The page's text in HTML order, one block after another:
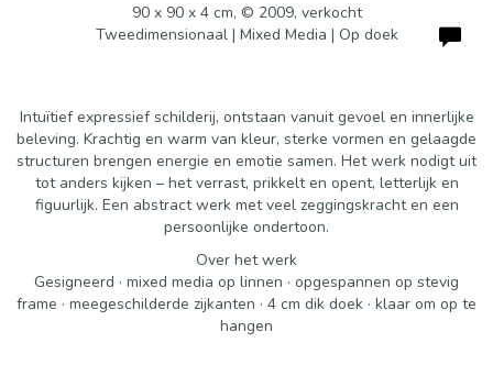
90 x 90 x 4 cm, © 2009, verkocht
Tweedimensionaal | Mixed Media | Op doek
Intuïtief expressief schilderij, ontstaan vanuit gevoel en innerlijke
beleving. Krachtig en warm van kleur, sterke vormen en gelaagde
structuren brengen energie en emotie samen. Het werk nodigt uit
tot anders kijken – het verrast, prikkelt en opent, letterlijk en
figuurlijk. Een abstract werk met veel zeggingskracht en een
persoonlijke ondertoon.
Over het werk
Gesigneerd · mixed media op linnen · opgespannen op stevig
frame · meegeschilderde zijkanten · 4 cm dik doek · klaar om op te
hangen